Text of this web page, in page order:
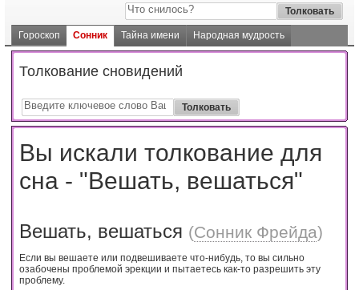
Гороскоп Сонник Тайна имени Народная мудрость
Толкование сновидений
Вы искали толкование для
сна - "Вешать, вешаться"
Вешать, вешаться (Сонник Фрейда)
Если вы вешаете или подвешиваете что-нибудь, то вы сильно
озабочены проблемой эрекции и пытаетесь как-то разрешить эту
проблему.